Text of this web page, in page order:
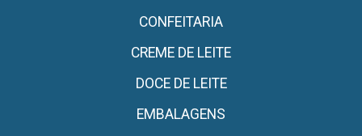
CONFEITARIA
CREME DE LEITE
DOCE DE LEITE
EMBALAGENS